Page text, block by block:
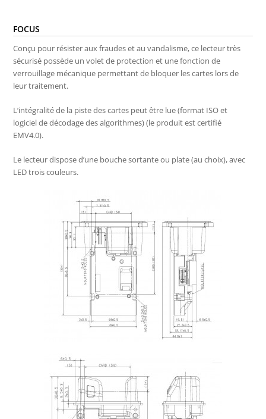
FOCUS
Conçu pour résister aux fraudes et au vandalisme, ce lecteur très
sécurisé possède un volet de protection et une fonction de
verrouillage mécanique permettant de bloquer les cartes lors de
leur traitement.
L’intégralité de la piste des cartes peut être lue (format ISO et
logiciel de décodage des algorithmes) (le produit est certifié
EMV4.0).
Le lecteur dispose d’une bouche sortante ou plate (au choix), avec
LED trois couleurs.